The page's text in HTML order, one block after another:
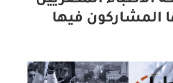
المشاركون فيها